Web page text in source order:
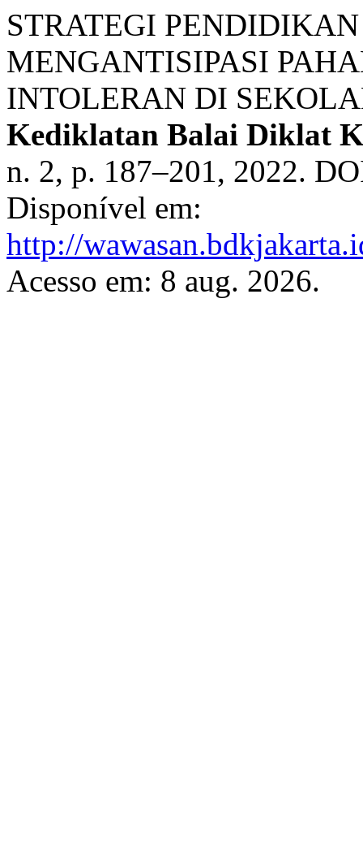
STRATEGI
MENGANTISIPASI
INTOLERAN DI
Kediklatan Balai Diklat
n. 2, p. 187–201, 2022.
Disponível em:
http://
Acesso em: 8 aug. 2026.